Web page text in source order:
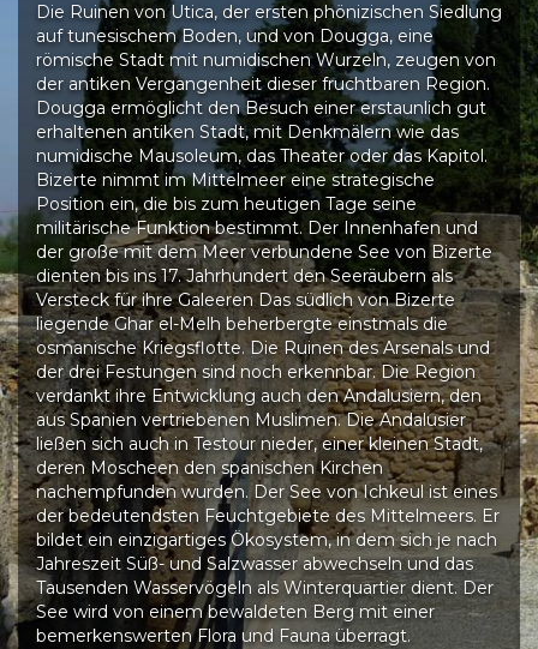
Die Ruinen von Utica, der ersten phönizischen Siedlung
auf tunesischem Boden, und von Dougga, eine
römische Stadt mit numidischen Wurzeln, zeugen von
der antiken Vergangenheit dieser fruchtbaren Region.
Dougga ermöglicht den Besuch einer erstaunlich gut
erhaltenen antiken Stadt, mit Denkmälern wie das
numidische Mausoleum, das Theater oder das Kapitol.
Bizerte nimmt im Mittelmeer eine strategische
Position ein, die bis zum heutigen Tage seine
militärische Funktion bestimmt. Der Innenhafen und
der große mit dem Meer verbundene See von Bizerte
dienten bis ins 17. Jahrhundert den Seeräubern als
Versteck für ihre Galeeren Das südlich von Bizerte
liegende Ghar el-Melh beherbergte einstmals die
osmanische Kriegsflotte. Die Ruinen des Arsenals und
der drei Festungen sind noch erkennbar. Die Region
verdankt ihre Entwicklung auch den Andalusiern, den
aus Spanien vertriebenen Muslimen. Die Andalusier
ließen sich auch in Testour nieder, einer kleinen Stadt,
deren Moscheen den spanischen Kirchen
nachempfunden wurden. Der See von Ichkeul ist eines
der bedeutendsten Feuchtgebiete des Mittelmeers. Er
bildet ein einzigartiges Ökosystem, in dem sich je nach
Jahreszeit Süß- und Salzwasser abwechseln und das
Tausenden Wasservögeln als Winterquartier dient. Der
See wird von einem bewaldeten Berg mit einer
bemerkenswerten Flora und Fauna überragt.